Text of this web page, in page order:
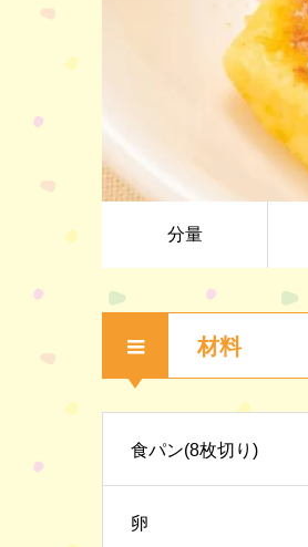
分量
材料
食パン(8枚切り)
卵